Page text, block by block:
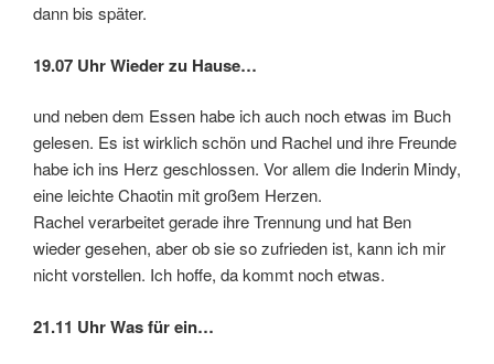
dann bis später.
19.07 Uhr Wieder zu Hause…
und neben dem Essen habe ich auch noch etwas im Buch
gelesen. Es ist wirklich schön und Rachel und ihre Freunde
habe ich ins Herz geschlossen. Vor allem die Inderin Mindy,
eine leichte Chaotin mit großem Herzen.
Rachel verarbeitet gerade ihre Trennung und hat Ben
wieder gesehen, aber ob sie so zufrieden ist, kann ich mir
nicht vorstellen. Ich hoffe, da kommt noch etwas.
21.11 Uhr Was für ein…